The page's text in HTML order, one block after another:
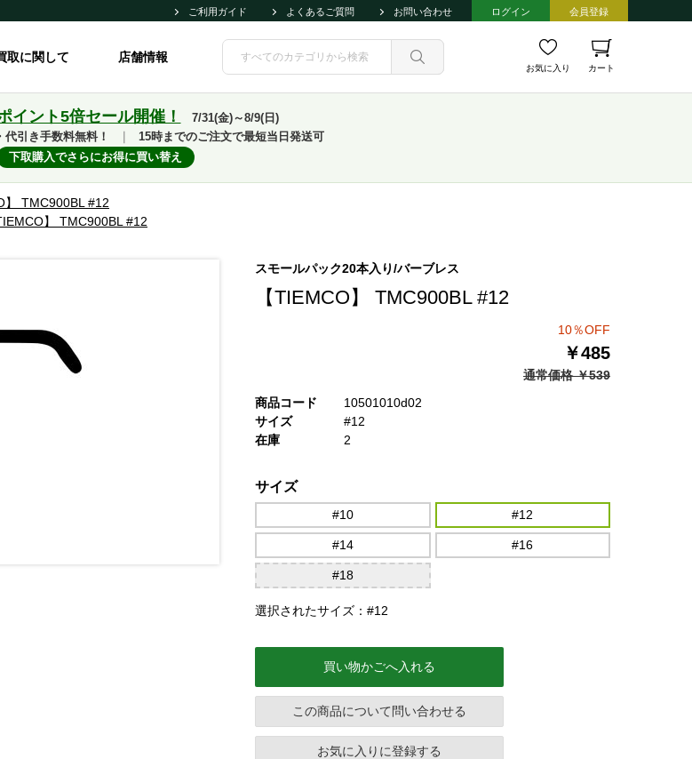
ご利用ガイド よくあるご質問 お問い合わせ ログイン 会員登録
取に関して 店舗情報
お気に入り カート
イント5倍セール開催！
7/31(金)～8/9(日)
引き手数料無料！
15時までのご注文で最短当日発送可
下取購入でさらにお得に買い替え
】 TMC900BL #12
】 TMC900BL #12
スモールパック20本入り/バーブレス
【TIEMCO】 TMC900BL #12
10％OFF
￥485
通常価格 ￥539
商品コード
10501010d02
サイズ
#12
在庫
2
サイズ
#10 #12
#14 #16
#18
選択されたサイズ：#12
買い物かごへ入れる
この商品について問い合わせる
お気に入りに登録する